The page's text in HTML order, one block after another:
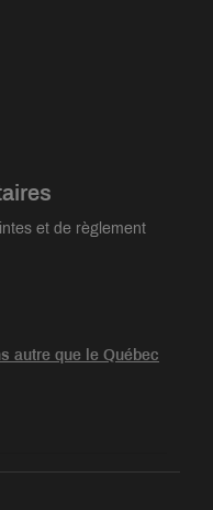
et de règlement
autre que le Québec